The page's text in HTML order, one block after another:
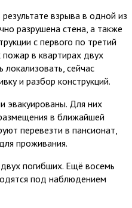
взрыва в одной из
разрушена стена, а также
с первого по третий
в квартирах двух
сейчас
и разбор конструкций.
Для них
в ближайшей
перевезти в пансионат,
проживания.
погибших. Ещё восемь
под наблюдением